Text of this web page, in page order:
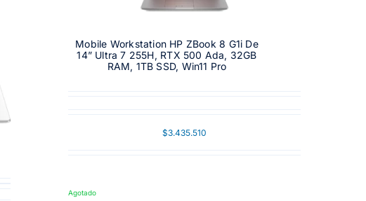
Mobile Workstation HP ZBook 8 G1i De
14” Ultra 7 255H, RTX 500 Ada, 32GB
RAM, 1TB SSD, Win11 Pro
$3.435.510
Agotado